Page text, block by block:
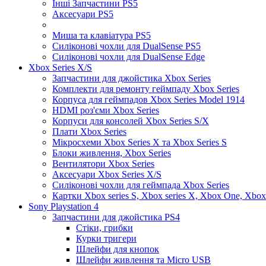
Інші Запчастини PS5
Аксесуари PS5
Миша та клавіатура PS5
Силіконові чохли для DualSense PS5
Силіконові чохли для DualSense Edge
Xbox Series X/S
Запчастини для джойстика Xbox Series
Комплекти для ремонту геймпаду Xbox Series
Корпуса для геймпадов Xbox Series Model 1914
HDMI роз'єми Xbox Series
Корпуси для консолей Xbox Series S/X
Плати Xbox Series
Мікросхеми Xbox Series X та Xbox Series S
Блоки живлення, Xbox Series
Вентилятори Xbox Series
Аксесуари Xbox Series X/S
Силіконові чохли для геймпада Xbox Series
Картки Xbox series S, Xbox series X, Xbox One,
Sony Playstation 4
Запчастини для джойстика PS4
Стіки, грибки
Курки тригери
Шлейфи для кнопок
Шлейфи живлення та Micro USB